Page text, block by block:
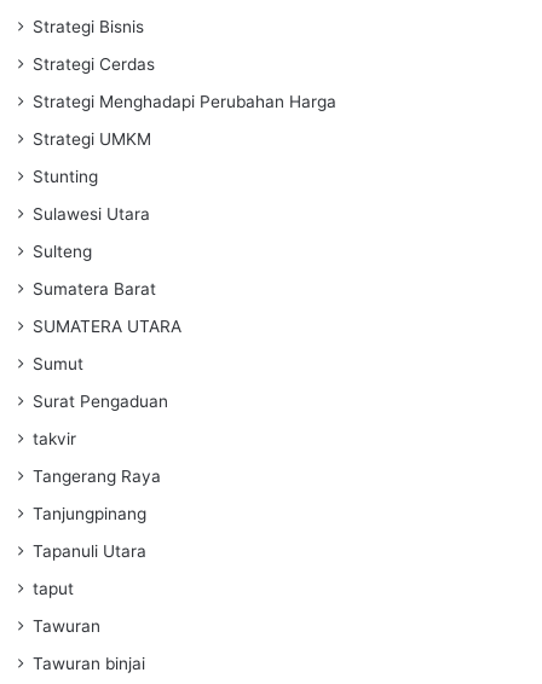
Strategi Bisnis
Strategi Cerdas
Strategi Menghadapi Perubahan Harga
Strategi UMKM
Stunting
Sulawesi Utara
Sulteng
Sumatera Barat
SUMATERA UTARA
Sumut
Surat Pengaduan
takvir
Tangerang Raya
Tanjungpinang
Tapanuli Utara
taput
Tawuran
Tawuran binjai